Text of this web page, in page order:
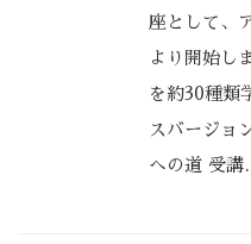
座として、
より開始し
を約30種類
スバージョ
への道 受講